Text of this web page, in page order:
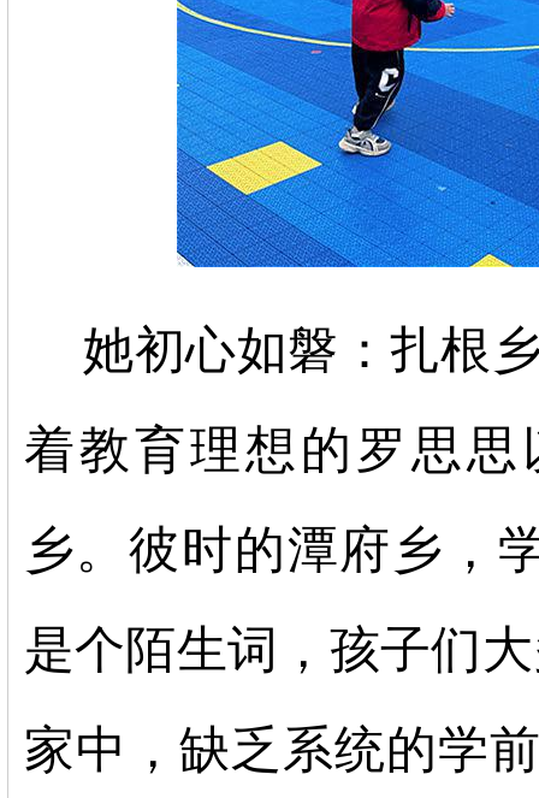
她初心如磐：扎根
着教育理想的罗思
乡。彼时的潭府乡，
是个陌生词，孩子们
家中，缺乏系统的学